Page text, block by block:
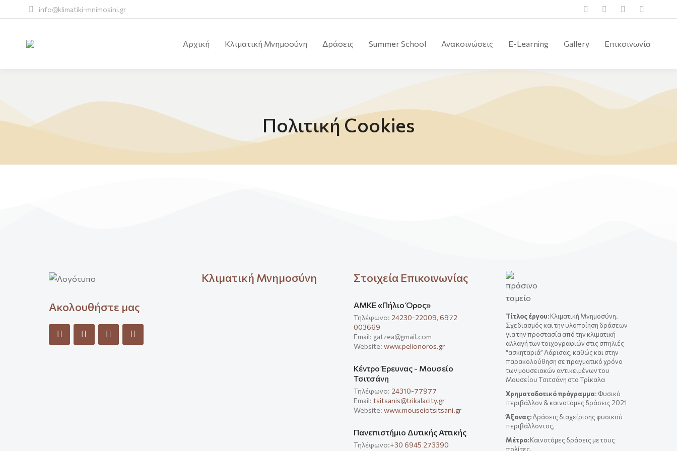
info@klimatiki-mnimosini.gr
Αρχική Κλιματική Μνημοσύνη Δράσεις Summer School Ανακοινώσεις E-Learning Gallery Επικοινωνία
Πολιτική Cookies
Ακολουθήστε μας
Κλιματική Μνημοσύνη Στοιχεία Επικοινωνίας
ΑΜΚΕ «Πήλιο Όρος»
Τηλέφωνο: 24230-22009, 6972
003669
Email: gatzea@gmail.com
Website: www.pelionoros.gr
Κέντρο Έρευνας - Μουσείο
Τσιτσάνη
Τηλέφωνο: 24310-77977
Email: tsitsanis@trikalacity.gr
Website: www.mouseiotsitsani.gr
Πανεπιστήμιο Δυτικής Αττικής
Τηλέφωνο:+30 6945 273390
Τίτλος έργου:Κλιματική Μνημοσύνη.
Σχεδιασμός και την υλοποίηση δράσεων
για την προστασία από την κλιματική
αλλαγή των τοιχογραφιών στις σπηλιές
“ασκηταριά” Λάρισας, καθώς και στην
παρακολούθηση σε πραγματικό χρόνο
των μουσειακών αντικειμένων του
Μουσείου Τσιτσάνη στο Τρίκαλα
Χρηματοδοτικό πρόγραμμα: Φυσικό
περιβάλλον & καινοτόμες δράσεις 2021
Άξονας:Δράσεις διαχείρισης φυσικού
περιβάλλοντος,
Μέτρο:Καινοτόμες δράσεις με τους
πολίτες,